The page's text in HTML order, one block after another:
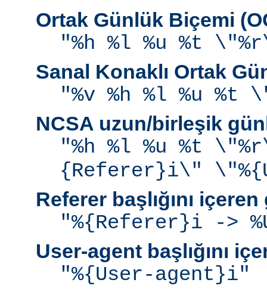
Ortak Günlük Biçemi
"%h %l %u %t
Sanal Konaklı Ortak
"%v %h %l %u %t
NCSA uzun/birleşik
"%h %l %u %t
{Referer}i\"
Referer başlığını
"%{Referer}i ->
User-agent başlığını
"%{User-agent}i"